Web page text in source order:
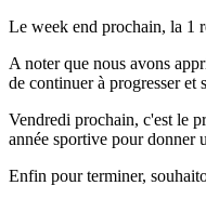
Le week end prochain, la 1
A noter que nous avons
de continuer à progresser et
Vendredi prochain, c'est le
année sportive pour donner
Enfin pour terminer,